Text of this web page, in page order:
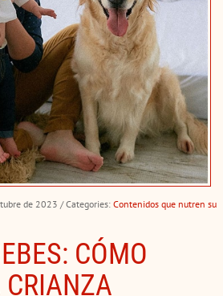
de 2023 / Categories: Contenidos que nutren su
CÓMO
CRIANZA